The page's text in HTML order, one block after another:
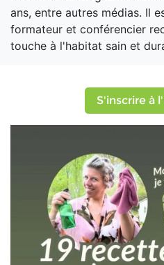
ans, entre autres médias. Il
formateur et conférencier
touche à l'habitat sain et
S'inscrire à